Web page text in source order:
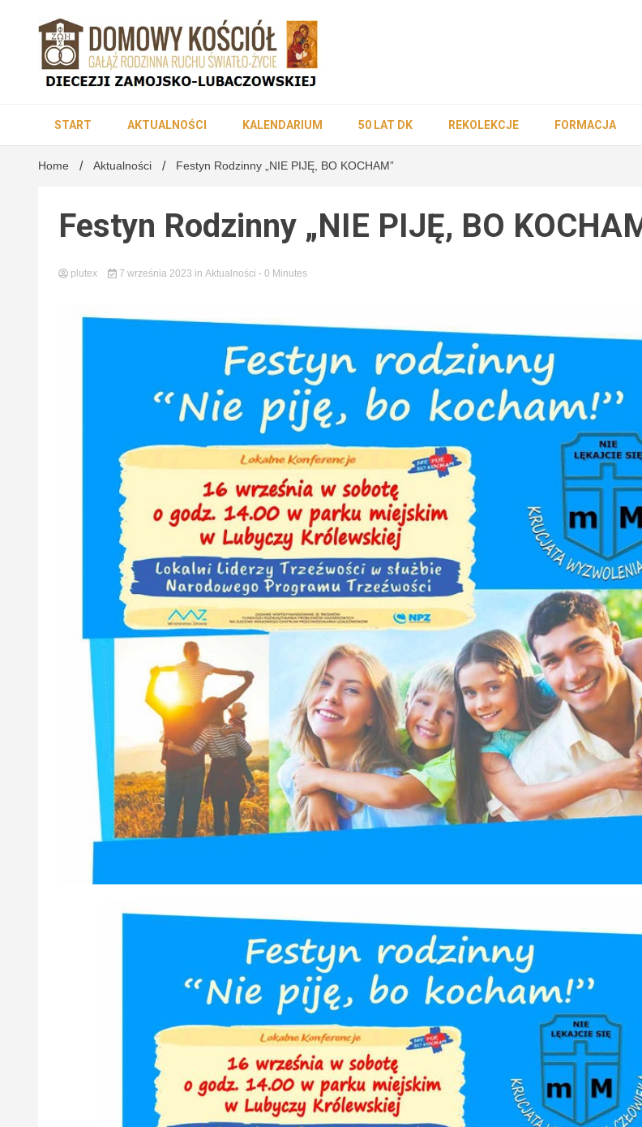
Domowy Kościół
Zamojsko-
START
AKTUALNOŚCI KALENDARIUM 50 LAT DK REKOLEKCJE FORMACJA
Home Aktualności Festyn Rodzinny „NIE PIJĘ, BO KOCHAM”
Festyn Rodzinny „NIE PIJĘ, BO
plutex 7 września 2023 in Aktualności - 0 Minutes